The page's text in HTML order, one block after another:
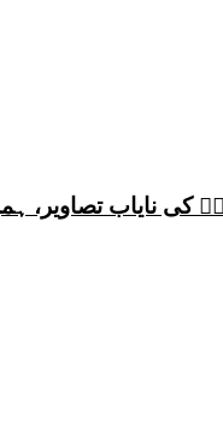
کی نایاب تصاویر،